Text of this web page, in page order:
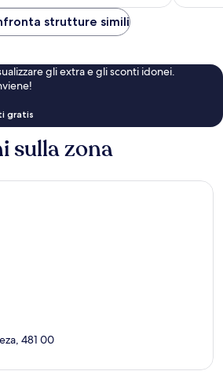
137 €
strutture simili
gli extra e gli sconti idonei.
gratis
sulla zona
481 00